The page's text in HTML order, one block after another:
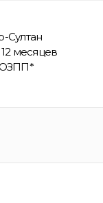
Султан
месяцев
ОЗПП*